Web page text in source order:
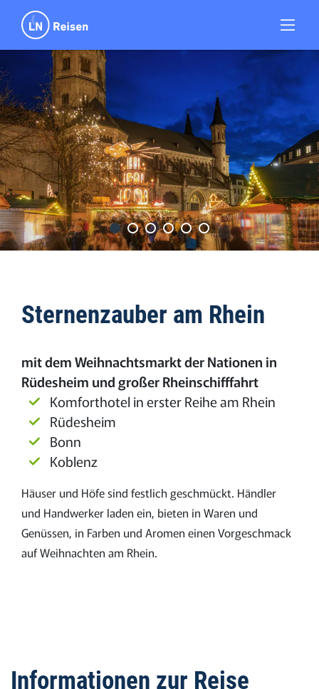
Sternenzauber am Rhein
mit dem Weihnachtsmarkt der Nationen in
Rüdesheim und großer Rheinschifffahrt
Komforthotel in erster Reihe am Rhein
Rüdesheim
Bonn
Koblenz
Häuser und Höfe sind festlich geschmückt. Händler
und Handwerker laden ein, bieten in Waren und
Genüssen, in Farben und Aromen einen Vorgeschmack
auf Weihnachten am Rhein.
Informationen zur Reise